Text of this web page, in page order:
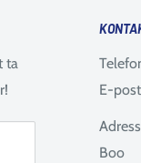
ta
E-
Boo